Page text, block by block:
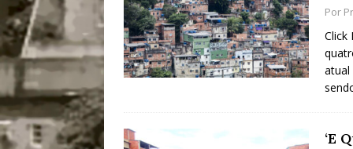
Por
Click
atual
‘E